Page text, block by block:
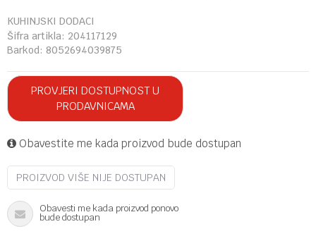
KUHINJSKI DODACI
Šifra artikla: 204117129
Barkod: 8052694039875
PROVJERI DOSTUPNOST U
PRODAVNICAMA
Obavestite me kada proizvod bude dostupan
PROIZVOD VIŠE NIJE DOSTUPAN
Obavesti me kada proizvod ponovo
bude dostupan